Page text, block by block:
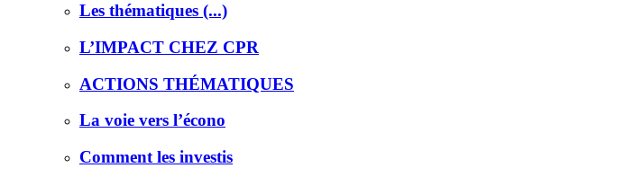
Les thématiques (...)
L’IMPACT CHEZ CPR
ACTIONS THÉMATIQUES
La voie vers l’écono
Comment les investis